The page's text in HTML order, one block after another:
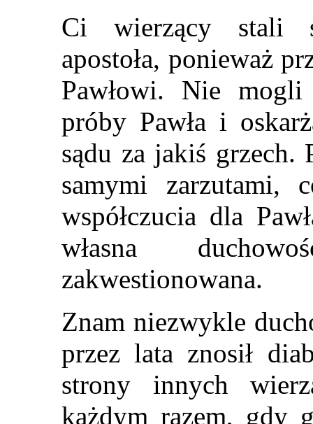
Ci wierzący stali
apostoła, ponieważ
Pawłowi. Nie
próby Pawła i
sądu za jakiś
samymi zarzutami,
współczucia dla
własna
zakwestionowana.
Znam niezwykle
przez lata znosił
strony innych
każdym razem, gdy